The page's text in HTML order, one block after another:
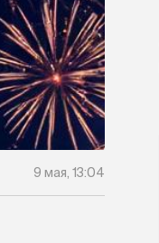
9 мая, 13:04